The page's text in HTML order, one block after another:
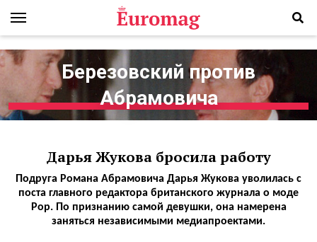
Березовский против
Абрамовича
Дарья Жукова бросила работу
Подруга Романа Абрамовича Дарья Жукова уволилась с
поста главного редактора британского журнала о моде
Pop. По признанию самой девушки, она намерена
заняться независимыми медиапроектами.